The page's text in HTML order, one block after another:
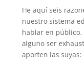
He aquí seis
nuestro sistema
hablar en
alguno ser
aporten las suyas: